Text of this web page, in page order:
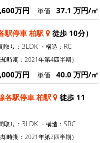
万円 単価 37.1 万円/㎡
駅停車 柏駅 徒歩 10分）
取り： 3LDK ・構造： RC
却時期：2021年第4四半期）
万円 単価 40.0 万円/㎡
各駅停車 柏駅
徒歩 11
取り： 3LDK ・構造： SRC
却時期：2021年第2四半期）